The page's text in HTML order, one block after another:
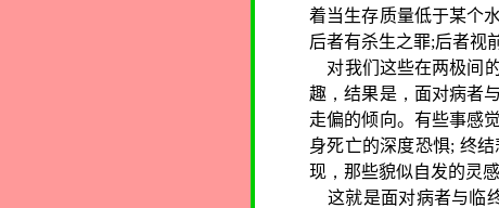
着当生存质量低于某个
后者有杀生之罪;后者视
对我们这些在两极间
趣 ，结果是 ， 面对病者
走偏的倾向。有些事感
身死亡的深度恐惧; 终结
现 ， 那些貌似自发的灵感
这就是面对病者与临